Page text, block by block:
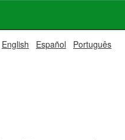
English Español Português